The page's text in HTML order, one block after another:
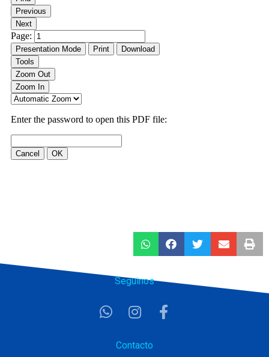
Seguinos
Contacto